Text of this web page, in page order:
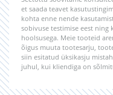
et saada teavet
kohta enne nende
sobivuse testimise eest
hoolsusega. Meie tooteid
õigus muuta tootesarju,
siin esitatud üksikasju
juhul, kui kliendiga on